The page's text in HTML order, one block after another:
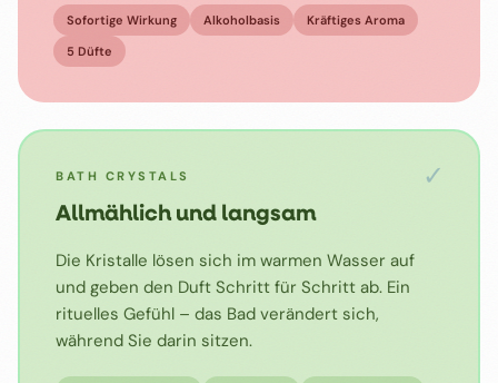
Sofortige Wirkung Alkoholbasis
Kräftiges Aroma
5 Düfte
✓
BATH CRYSTALS
Allmählich und langsam
Die Kristalle lösen sich im warmen Wasser auf
und geben den Duft Schritt für Schritt ab. Ein
rituelles Gefühl – das Bad verändert sich,
während Sie darin sitzen.